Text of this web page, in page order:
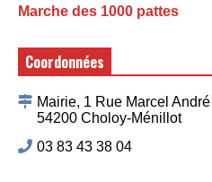
Marche des 1000 pattes
Coordonnées
Mairie, 1 Rue Marcel André
54200 Choloy-Ménillot
03 83 43 38 04